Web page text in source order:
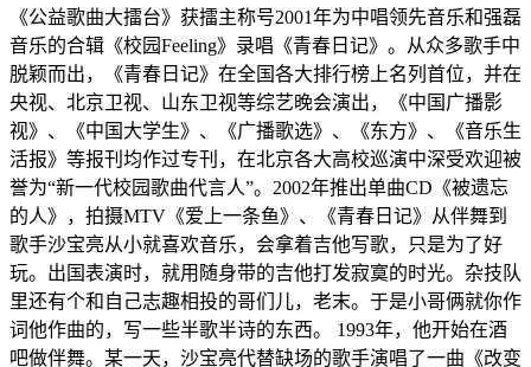
《公益歌曲大擂台》获擂主称号2001年为中唱领先音乐和强磊
音乐的合辑《校园Feeling》录唱《青春日记》。从众多歌手中
脱颖而出，《青春日记》在全国各大排行榜上名列首位，并在
央视、北京卫视、山东卫视等综艺晚会演出，《中国广播影
视》、《中国大学生》、《广播歌选》、《东方》、《音乐生
活报》等报刊均作过专刊，在北京各大高校巡演中深受欢迎被
誉为“新一代校园歌曲代言人”。2002年推出单曲CD《被遗忘
的人》，拍摄MTV《爱上一条鱼》、《青春日记》从伴舞到
歌手沙宝亮从小就喜欢音乐，会拿着吉他写歌，只是为了好
玩。出国表演时，就用随身带的吉他打发寂寞的时光。杂技队
里还有个和自己志趣相投的哥们儿，老末。于是小哥俩就你作
词他作曲的，写一些半歌半诗的东西。 1993年，他开始在酒
吧做伴舞。某一天，沙宝亮代替缺场的歌手演唱了一曲《改变